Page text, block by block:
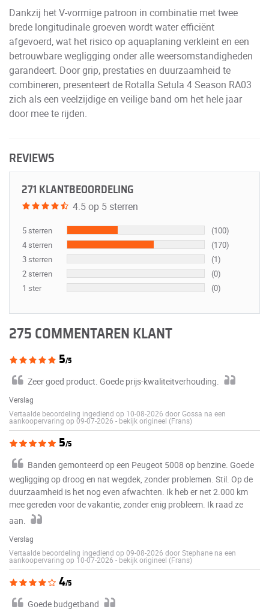
Dankzij het V-vormige patroon in combinatie met twee
brede longitudinale groeven wordt water efficiënt
afgevoerd, wat het risico op aquaplaning verkleint en een
betrouwbare wegligging onder alle weersomstandigheden
garandeert. Door grip, prestaties en duurzaamheid te
combineren, presenteert de Rotalla Setula 4 Season RA03
zich als een veelzijdige en veilige band om het hele jaar
door mee te rijden.
REVIEWS
271 KLANTBEOORDELING
4.5 op 5 sterren
5 sterren
(100)
4 sterren
(170)
3 sterren
(1)
2 sterren
(0)
1 ster
(0)
275 COMMENTAREN KLANT
5/5
Zeer goed product. Goede prijs-kwaliteitverhouding.
Verslag
Vertaalde beoordeling ingediend op 10-08-2026 door Gossa na een
aankoopervaring op 09-07-2026 - bekijk origineel (Frans)
5/5
Banden gemonteerd op een Peugeot 5008 op benzine. Goede
wegligging op droog en nat wegdek, zonder problemen. Stil. Op de
duurzaamheid is het nog even afwachten. Ik heb er net 2.000 km
mee gereden voor de vakantie, zonder enig probleem. Ik raad ze
aan.
Verslag
Vertaalde beoordeling ingediend op 09-08-2026 door Stephane na een
aankoopervaring op 10-07-2026 - bekijk origineel (Frans)
4/5
Goede budgetband